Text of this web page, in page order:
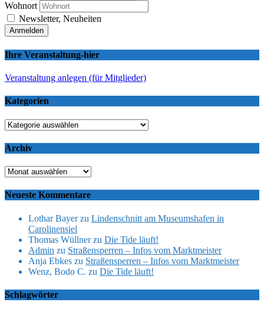
Wohnort
Newsletter, Neuheiten
Ihre Veranstaltung-hier
Veranstaltung anlegen (für Mitglieder)
Kategorien
Kategorien
Archiv
Archiv
Neueste Kommentare
Lothar Bayerzu Lindenschnitt am Museumshafen in
Carolinensiel
Thomas Wüllnerzu Die Tide läuft!
Admin zu Straßensperren – Infos vom Marktmeister
Anja Ebkes zu Straßensperren – Infos vom Marktmeister
Wenz, Bodo C. zu Die Tide läuft!
Schlagwörter